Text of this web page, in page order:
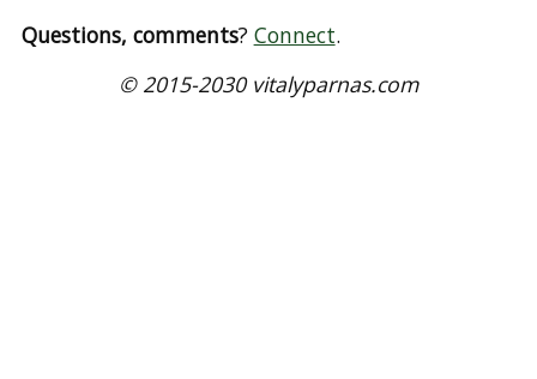
Questions, comments? Connect.
© 2015-2030 vitalyparnas.com